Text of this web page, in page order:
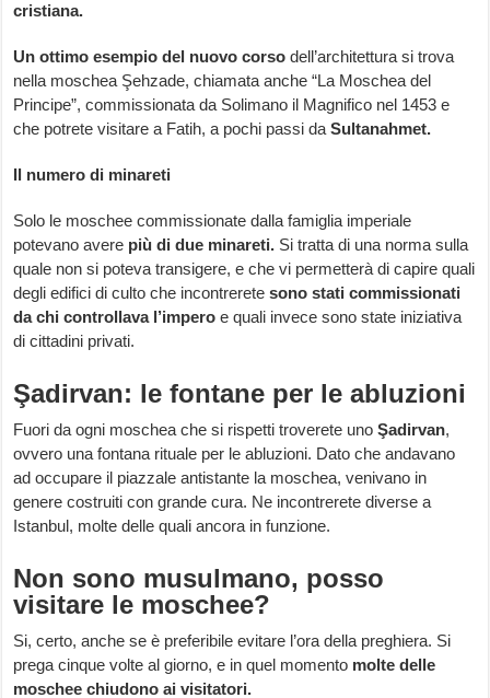
cristiana.
Un ottimo esempio del nuovo corsodell’architettura si trova
nella moschea Şehzade, chiamata anche “La Moschea del
Principe”, commissionata da Solimano il Magnifico nel 1453 e
che potrete visitare a Fatih, a pochi passi daSultanahmet.
Il numero di minareti
Solo le moschee commissionate dalla famiglia imperiale
potevano avere più di due minareti. Si tratta di una norma sulla
quale non si poteva transigere, e che vi permetterà di capire quali
degli edifici di culto che incontreretesono stati commissionati
da chi controllava l’imperoe quali invece sono state iniziativa
di cittadini privati.
Şadirvan: le fontane per le abluzioni
Fuori da ogni moschea che si rispetti troverete unoŞadirvan,
ovvero una fontana rituale per le abluzioni. Dato che andavano
ad occupare il piazzale antistante la moschea, venivano in
genere costruiti con grande cura. Ne incontrerete diverse a
Istanbul, molte delle quali ancora in funzione.
Non sono musulmano, posso
visitare le moschee?
Si, certo, anche se è preferibile evitare l’ora della preghiera. Si
prega cinque volte al giorno, e in quel momento molte delle
moschee chiudono ai visitatori.